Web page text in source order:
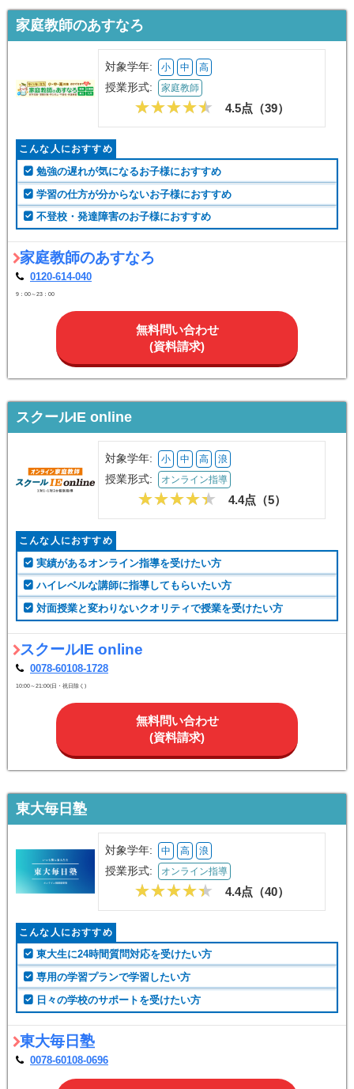
家庭教師のあすなろ
対象学年: 小 中 高
授業形式: 家庭教師
4.5点（39）
こんな人におすすめ
勉強の遅れが気になるお子様におすすめ
学習の仕方が分からないお子様におすすめ
不登校・発達障害のお子様におすすめ
家庭教師のあすなろ
0120-614-040
9：00～23：00
無料問い合わせ
(資料請求)
スクールIE online
対象学年: 小 中 高 浪
授業形式: オンライン指導
4.4点（5）
こんな人におすすめ
実績があるオンライン指導を受けたい方
ハイレベルな講師に指導してもらいたい方
対面授業と変わりないクオリティで授業を受けたい方
スクールIE online
0078-60108-1728
10:00～21:00(日・祝日除く)
無料問い合わせ
(資料請求)
東大毎日塾
対象学年: 中 高 浪
授業形式: オンライン指導
4.4点（40）
こんな人におすすめ
東大生に24時間質問対応を受けたい方
専用の学習プランで学習したい方
日々の学校のサポートを受けたい方
東大毎日塾
0078-60108-0696